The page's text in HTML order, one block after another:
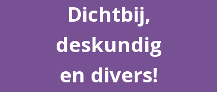
Dichtbij,
deskundig
en divers!